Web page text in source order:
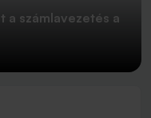
a számlavezetés a